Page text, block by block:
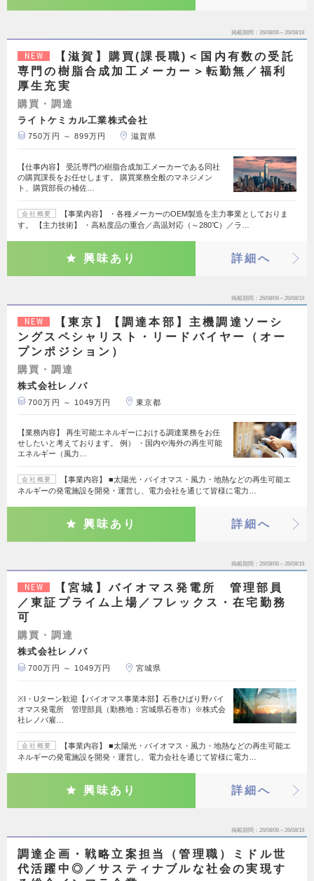
掲載期間 26/08/06～26/08/19
NEW
【滋賀】購買(課長職)＜国内有数の受託
専門の樹脂合成加工メーカー＞転勤無／福利
厚生充実
購買・調達
ライトケミカル工業株式会社
750万円 ～ 899万円 滋賀県
【仕事内容】 受託専門の樹脂合成加工メーカーである同社
の購買課長をお任せします。 購買業務全般のマネジメン
ト、購買部長の補佐…
会社概要
【事業内容】 ・各種メーカーのOEM製造を主力事業としておりま
す。 【主力技術】 ・高粘度品の重合／高温対応（～280℃）／ラ…
興味あり 詳細へ
掲載期間 26/08/06～26/08/19
NEW
【東京】【調達本部】主機調達ソーシ
ングスペシャリスト・リードバイヤー（オー
プンポジション）
購買・調達
株式会社レノバ
700万円 ～ 1049万円 東京都
【業務内容】 再生可能エネルギーにおける調達業務をお任
せしたいと考えております。 例） ・国内や海外の再生可能
エネルギー（風力…
会社概要
【事業内容】 ■太陽光・バイオマス・風力・地熱などの再生可能エ
ネルギーの発電施設を開発・運営し、電力会社を通じて皆様に電力…
興味あり 詳細へ
掲載期間 26/08/06～26/08/19
NEW
【宮城】バイオマス発電所 管理部員
／東証プライム上場／フレックス・在宅勤務
可
購買・調達
株式会社レノバ
700万円 ～ 1049万円 宮城県
※I・Uターン歓迎【バイオマス事業本部】石巻ひばり野バイ
オマス発電所 管理部員（勤務地：宮城県石巻市）※株式会
社レノバ雇…
会社概要
【事業内容】 ■太陽光・バイオマス・風力・地熱などの再生可能エ
ネルギーの発電施設を開発・運営し、電力会社を通じて皆様に電力…
興味あり 詳細へ
掲載期間 26/08/06～26/08/19
調達企画・戦略立案担当（管理職）ミドル世
代活躍中◎／サスティナブルな社会の実現す